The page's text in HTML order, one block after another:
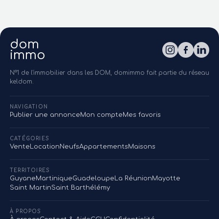
dom
immo
N°1 de l'immobilier dans les DOM, domimmo fait partie du réseau
keldom.
NAVIGATION
Publier une annonceMon compteMes favoris
CATÉGORIES
Vente LocationNeufsAppartementsMaisons
TERRITOIRES
GuyaneMartiniqueGuadeloupe La RéunionMayotte
Saint MartinSaint Barthélémy
À PROPOS